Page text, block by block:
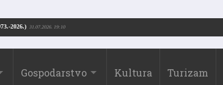
Drago Borić (1973.-2026.)
Gospodarstvo Kultura Turizam